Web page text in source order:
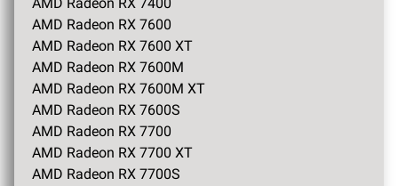
AMD Radeon RX 7600
AMD Radeon RX 7600 XT
AMD Radeon RX 7600M
AMD Radeon RX 7600M XT
AMD Radeon RX 7600S
AMD Radeon RX 7700
AMD Radeon RX 7700 XT
AMD Radeon RX 7700S